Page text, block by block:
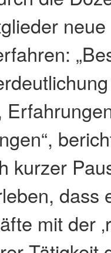
kurzer
dass
mit der